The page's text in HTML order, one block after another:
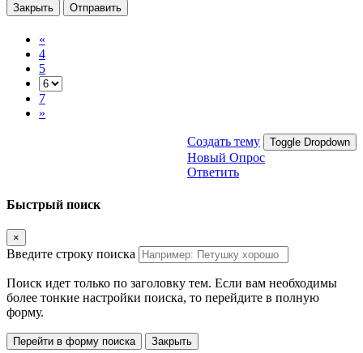
Закрыть Отправить
«
4
5
7
»
Создать тему Toggle Dropdown
Новый Опрос
Ответить
Быстрый поиск
×
Введите строку поиска
Поиск идет только по заголовку тем. Если вам необходимы
более тонкие настройки поиска, то перейдите в полную
форму.
Перейти в форму поиска Закрыть